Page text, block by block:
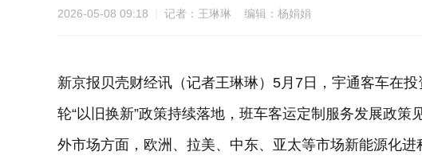
2026-05-08 09:18 记者：王琳琳 编辑：杨娟娟
新京报贝壳财经讯（记者王琳琳）5月7日，宇通客车在
轮“以旧换新”政策持续落地，班车客运定制服务发展政
外市场方面，欧洲、拉美、中东、亚太等市场新能源化